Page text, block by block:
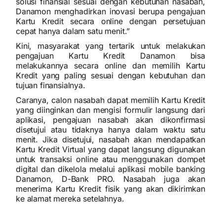
Danamon menghadirkan inovasi berupa pengajuan
Kartu Kredit secara online dengan persetujuan
cepat hanya dalam satu menit.”
Kini, masyarakat yang tertarik untuk melakukan
pengajuan Kartu Kredit Danamon bisa
melakukannya secara online dan memilih Kartu
Kredit yang paling sesuai dengan kebutuhan dan
tujuan finansialnya.
Caranya, calon nasabah dapat memilih Kartu Kredit
yang diinginkan dan mengisi formulir langsung dari
aplikasi, pengajuan nasabah akan dikonfirmasi
disetujui atau tidaknya hanya dalam waktu satu
menit. Jika disetujui, nasabah akan mendapatkan
Kartu Kredit Virtual yang dapat langsung digunakan
untuk transaksi online atau menggunakan dompet
digital dan dikelola melalui aplikasi mobile banking
Danamon, D-Bank PRO. Nasabah juga akan
menerima Kartu Kredit fisik yang akan dikirimkan
ke alamat mereka setelahnya.